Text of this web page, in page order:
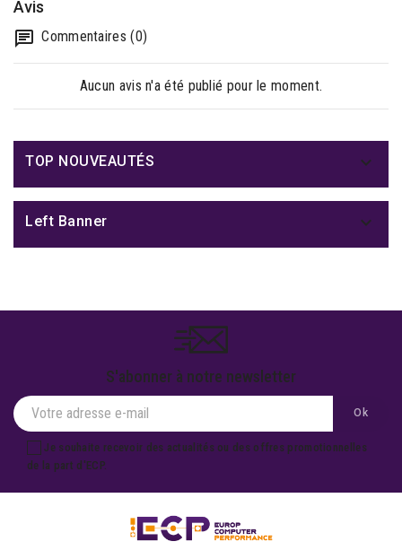
Avis
Commentaires (0)
Aucun avis n'a été publié pour le moment.
TOP NOUVEAUTÉS 
Left Banner 
S'abonner à notre newsletter
Je souhaite recevoir des actualités ou des offres promotionnelles
de la part d'ECP.